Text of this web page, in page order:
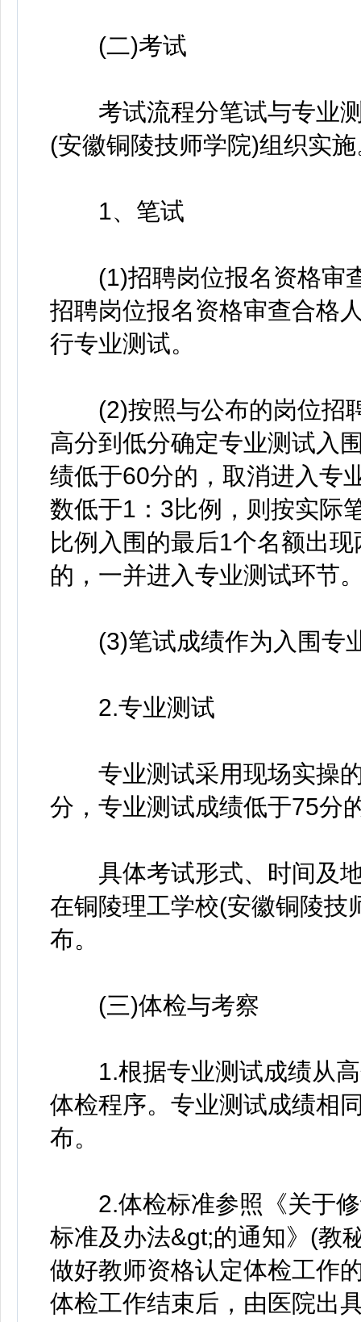
(二)考试
考试流程分笔试与专业测
(安徽铜陵技师学院)组织实
1、笔试
(1)招聘岗位报名资格审
招聘岗位报名资格审查合格
行专业测试。
(2)按照与公布的岗位招
高分到低分确定专业测试入
绩低于60分的，取消进入专
数低于1：3比例，则按实际
比例入围的最后1个名额出
的，一并进入专业测试环节
(3)笔试成绩作为入围专
2.专业测试
专业测试采用现场实操的
分，专业测试成绩低于75分
具体考试形式、时间及地
在铜陵理工学校(安徽铜陵技
布。
(三)体检与考察
1.根据专业测试成绩从高
体检程序。专业测试成绩相
布。
2.体检标准参照《关于修
标准及办法&gt;的通知》(教
做好教师资格认定体检工作
体检工作结束后，由医院出